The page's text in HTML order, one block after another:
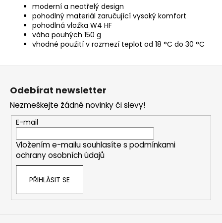
moderní a neotřelý design
pohodlný materiál zaručující vysoký komfort
pohodlná vložka W4 HF
váha pouhých 150 g
vhodné použití v rozmezí teplot od 18 °C do 30 °C
Z
Odebírat newsletter
Nezmeškejte žádné novinky či slevy!
E-mail
Vložením e-mailu souhlasíte s podmínkami
ochrany osobních údajů
PŘIHLÁSIT SE